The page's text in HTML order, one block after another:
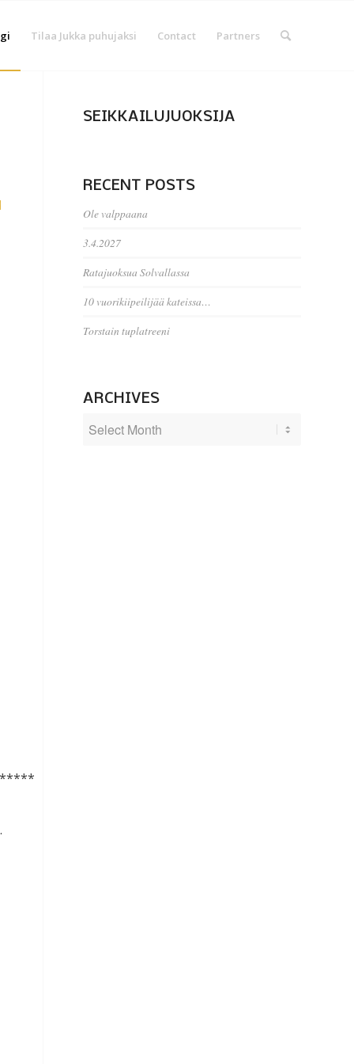
Tilaa Jukka puhujaksi Contact Partners
SEIKKAILUJUOKSIJA
RECENT POSTS
Ole valppaana
3.4.2027
Ratajuoksua Solvallassa
10 vuorikiipeilijää kateissa…
Torstain tuplatreeni
ARCHIVES